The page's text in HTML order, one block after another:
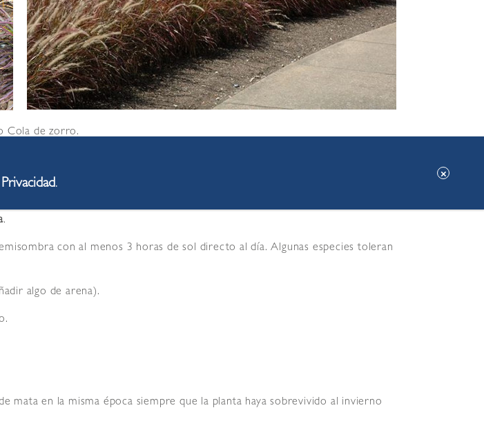
Cola de zorro.
.
con al menos 3 horas de sol directo al día. Algunas especies toleran
algo de arena).
mata en la misma época siempre que la planta haya sobrevivido al invierno
.